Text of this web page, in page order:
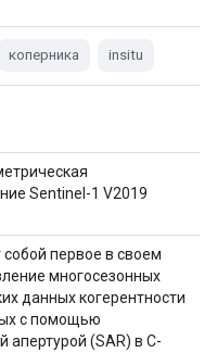
коперника insitu
Sentinel-1 V2019
первое в своем
многосезонных
данных когерентности
с помощью
апертурой (SAR) в C-